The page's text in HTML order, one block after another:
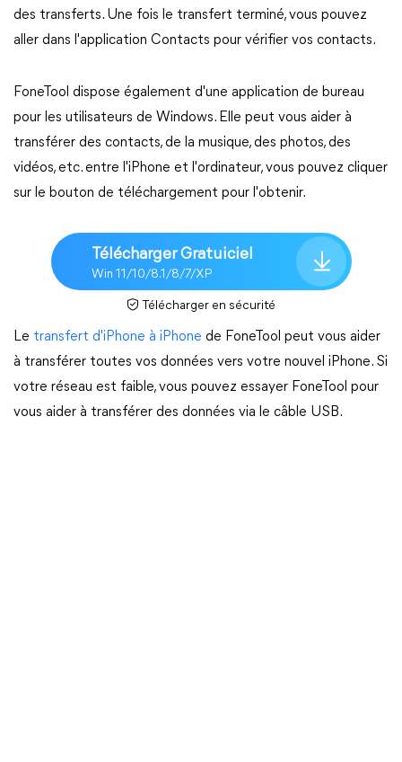
des transferts. Une fois le transfert terminé, vous pouvez
aller dans l'application Contacts pour vérifier vos contacts.
FoneTool dispose également d'une application de bureau
pour les utilisateurs de Windows. Elle peut vous aider à
transférer des contacts, de la musique, des photos, des
vidéos, etc. entre l'iPhone et l'ordinateur, vous pouvez cliquer
sur le bouton de téléchargement pour l'obtenir.
Télécharger Gratuiciel
Win 11/10/8.1/8/7/XP
Télécharger en sécurité
Le transfert d'iPhone à iPhone de FoneTool peut vous aider
à transférer toutes vos données vers votre nouvel iPhone. Si
votre réseau est faible, vous pouvez essayer FoneTool pour
vous aider à transférer des données via le câble USB.